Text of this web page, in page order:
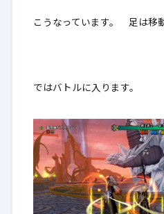
こうなっています。 足は移
ではバトルに入ります。